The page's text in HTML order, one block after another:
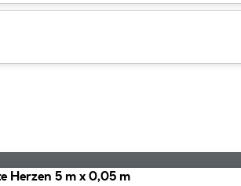
Herzen 5 m x 0,05 m